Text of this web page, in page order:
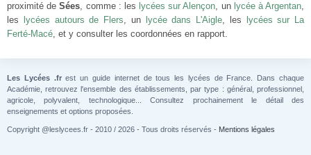
proximité deSées, comme : les lycées sur Alençon, un lycée à Argentan,
les
lycées autours de Flers, un lycée dans L'Aigle, les
lycées sur La
Ferté-Macé, et y consulter les coordonnées en rapport.
Les Lycées .frest un guide internet de tous les lycées de France. Dans chaque
Académie, retrouvez l'ensemble des établissements, par type : général, professionnel,
agricole, polyvalent, technologique... Consultez prochainement le détail des
enseignements et options proposées.
Copyright @leslycees.fr - 2010 / 2026 - Tous droits réservés - Mentions légales